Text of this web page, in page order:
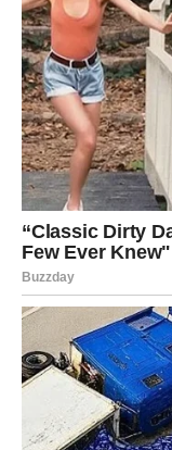
Poruka neba
Sve dolazi u
VODOLIJA
Šta dolazi?
Neočekivana
ste skoro prestali
Poruka neba
Ne zatvarajte